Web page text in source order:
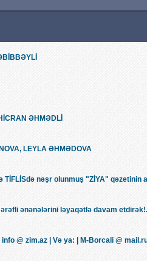
ƏHMƏDLİ
LEYLA ƏHMƏDOVA
nəşr olunmuş "ZİYA" qəzetinin
ənənələrini ləyaqətlə davam
@ zim.az | Və ya: | M-Borcali @